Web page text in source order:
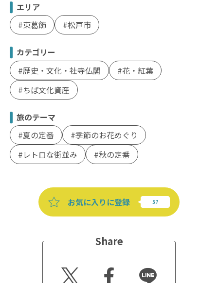
エリア
東葛飾
松戸市
カテゴリー
歴史・文化・社寺仏閣
花・紅葉
ちば文化資産
旅のテーマ
夏の定番
季節のお花めぐり
レトロな街並み
秋の定番
お気に入りに登録
Share
Twitt
er
Faceb
ook
Line